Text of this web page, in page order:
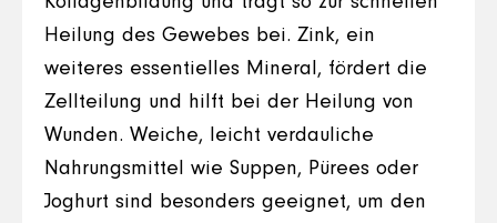
Heilung des Gewebes bei. Zink, ein
weiteres essentielles Mineral, fördert die
Zellteilung und hilft bei der Heilung von
Wunden. Weiche, leicht verdauliche
Nahrungsmittel wie Suppen, Pürees oder
Joghurt sind besonders geeignet, um den